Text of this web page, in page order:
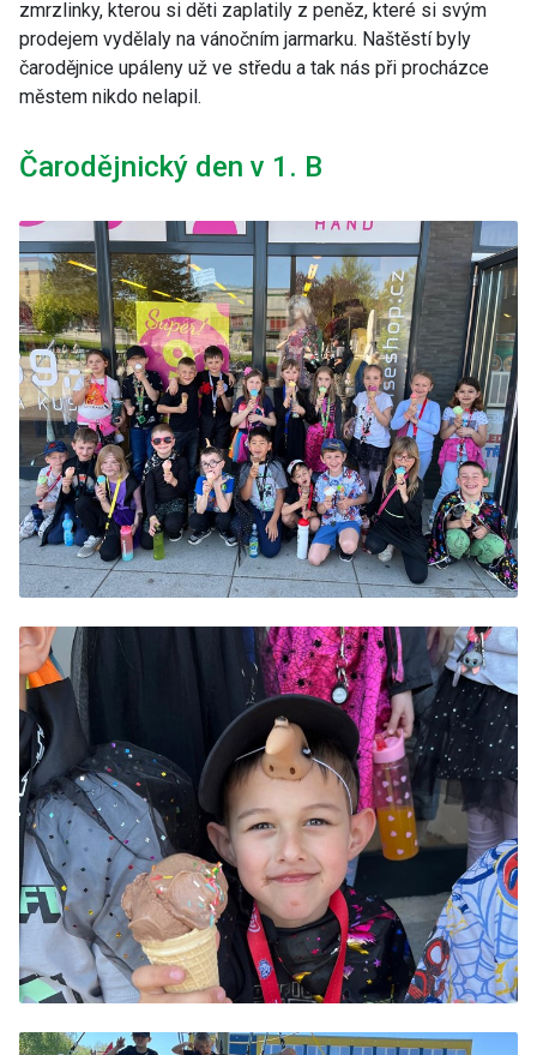
zmrzlinky, kterou si děti zaplatily z peněz, které si svým
prodejem vydělaly na vánočním jarmarku. Naštěstí byly
čarodějnice upáleny už ve středu a tak nás při procházce
městem nikdo nelapil.
Čarodějnický den v 1. B